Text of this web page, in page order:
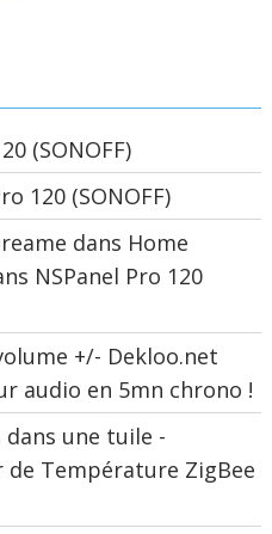
(SONOFF)
120 (SONOFF)
dans Home
NSPanel Pro 120
+/- Dekloo.net
audio en 5mn chrono !
dans une tuile -
de Température ZigBee